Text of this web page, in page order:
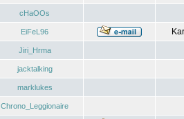
cHaOOs
EiFeL96
Jiri_Hrma
jacktalking
marklukes
Chrono_Leggionaire